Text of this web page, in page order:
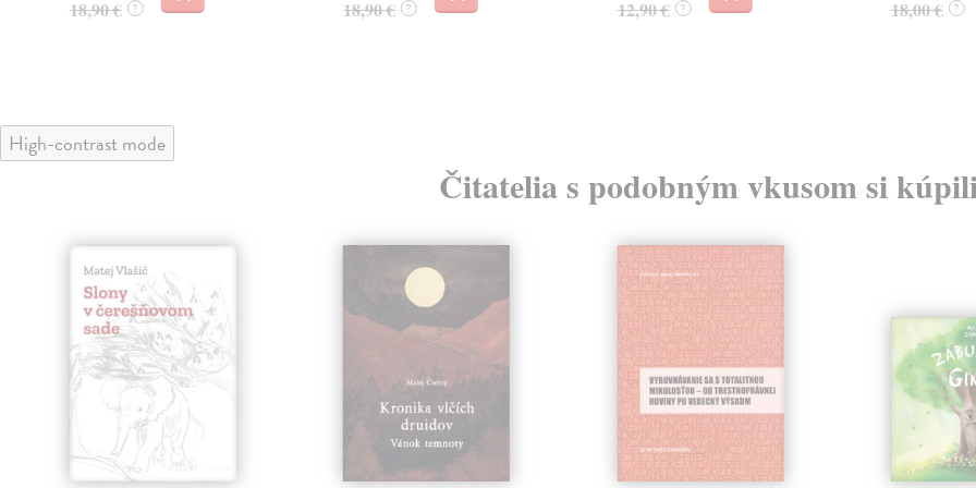
18,90 € ? 18,90 € ? 12,90 € ? 18,00 € ?
High-contrast mode
Čitatelia s podobným vkusom si